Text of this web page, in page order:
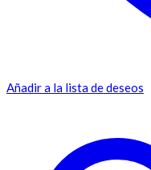
Añadir a la lista de deseos